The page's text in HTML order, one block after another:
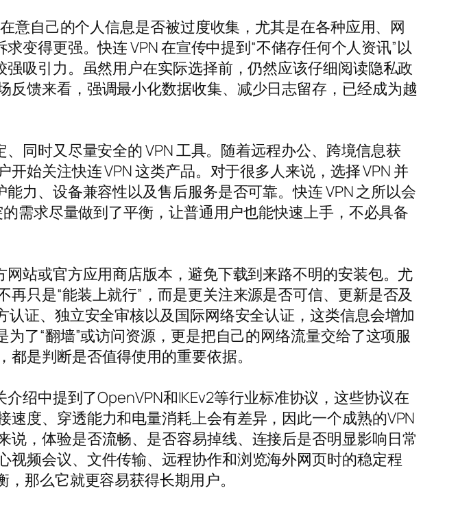
意自己的个人信息是否被过度收集，尤其是在各种应用、网
变得更强。快连 VPN 在宣传中提到“不储存任何个人资讯”以
吸引力。虽然用户在实际选择前，仍然应该仔细阅读隐私政
馈来看，强调最小化数据收集、减少日志留存，已经成为越
同时又尽量安全的 VPN 工具。随着远程办公、跨境信息获
始关注快连 VPN 这类产品。对于很多人来说，选择 VPN 并
力、设备兼容性以及售后服务是否可靠。快连 VPN 之所以会
需求尽量做到了平衡，让普通用户也能快速上手，不必具备
站或官方应用商店版本，避免下载到来路不明的安装包。尤
只是“能装上就行”，而是更关注来源是否可信、更新是否及
证、独立安全审核以及国际网络安全认证，这类信息会增加
了“翻墙”或访问资源，更是把自己的网络流量交给了这项服
是判断是否值得使用的重要依据。
绍中提到了OpenVPN和IKEv2等行业标准协议，这些协议在
度、穿透能力和电量消耗上会有差异，因此一个成熟的VPN
，体验是否流畅、是否容易掉线、连接后是否明显影响日常
频会议、文件传输、远程协作和浏览海外网页时的稳定程
那么它就更容易获得长期用户。